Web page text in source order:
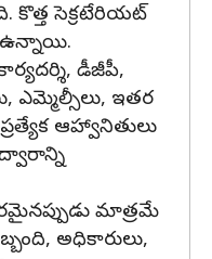
సెక్రటేరియట్
ఉన్నాయి.
డీజీపీ,
ఎమ్మెల్సీలు, ఇతర
ఆహ్వానితులు
మాత్రమే
అధికారులు,